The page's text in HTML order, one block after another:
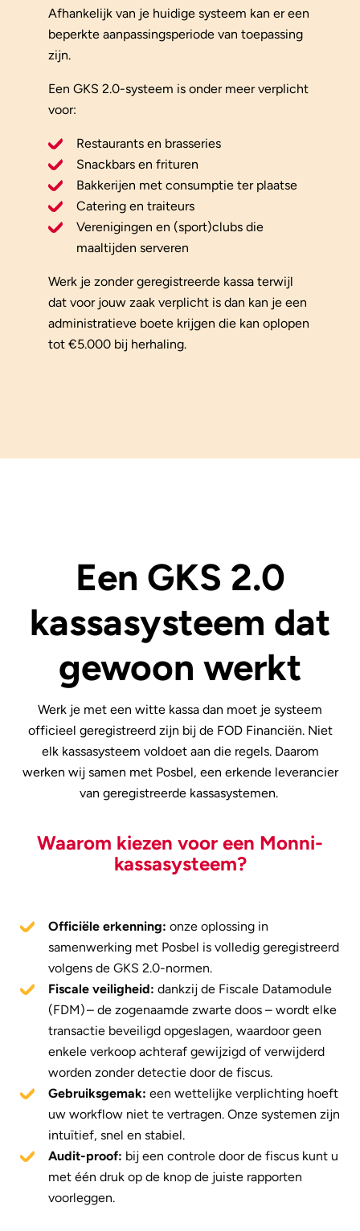
Afhankelijk van je huidige systeem kan er een
beperkte aanpassingsperiode van toepassing
zijn.
Een GKS 2.0-systeem is onder meer verplicht
voor:
Restaurants en brasseries
Snackbars en frituren
Bakkerijen met consumptie ter plaatse
Catering en traiteurs
Verenigingen en (sport)clubs die
maaltijden serveren
Werk je zonder geregistreerde kassa terwijl
dat voor jouw zaak verplicht is dan kan je een
administratieve boete krijgen die kan oplopen
tot €5.000 bij herhaling.
Een GKS 2.0
kassasysteem dat
gewoon werkt
Werk je met een witte kassa dan moet je systeem
officieel geregistreerd zijn bij de FOD Financiën. Niet
elk kassasysteem voldoet aan die regels. Daarom
werken wij samen met Posbel, een erkende leverancier
van geregistreerde kassasystemen.
Waarom kiezen voor een Monni-
kassasysteem?
Officiële erkenning: onze oplossing in
samenwerking met Posbel is volledig geregistreerd
volgens de GKS 2.0-normen.
Fiscale veiligheid: dankzij de Fiscale Datamodule
(FDM) – de zogenaamde zwarte doos – wordt elke
transactie beveiligd opgeslagen, waardoor geen
enkele verkoop achteraf gewijzigd of verwijderd
worden zonder detectie door de fiscus.
Gebruiksgemak: een wettelijke verplichting hoeft
uw workflow niet te vertragen. Onze systemen zijn
intuïtief, snel en stabiel.
Audit-proof: bij een controle door de fiscus kunt u
met één druk op de knop de juiste rapporten
voorleggen.